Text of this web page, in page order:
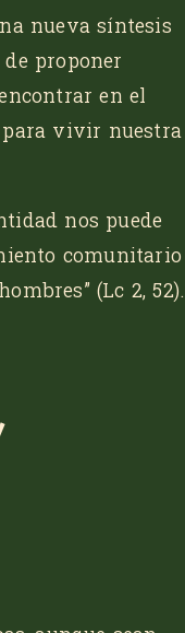
nueva síntesis
proponer
en el
vivir nuestra
nos puede
comunitario
(Lc 2, 52).